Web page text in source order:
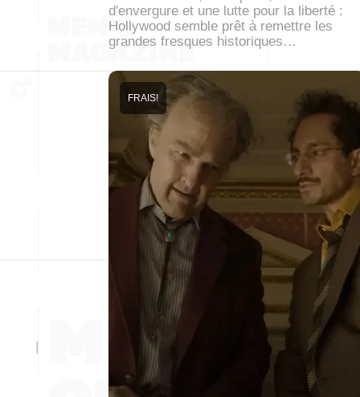
d'envergure et une lutte pour la liberté :
Hollywood semble prêt à remettre les
grandes fresques historiques…
FRAIS!